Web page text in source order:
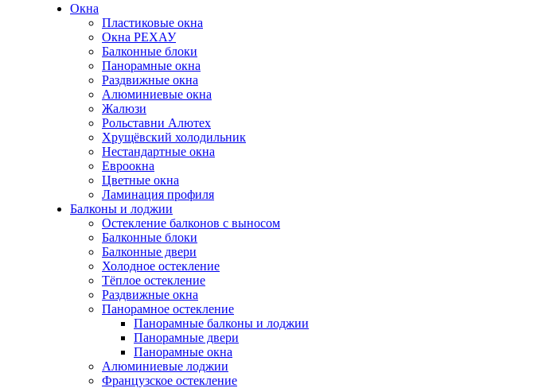
Окна
Пластиковые окна
Окна РЕХАУ
Балконные блоки
Панорамные окна
Раздвижные окна
Алюминиевые окна
Жалюзи
Рольставни Алютех
Хрущёвский холодильник
Нестандартные окна
Евроокна
Цветные окна
Ламинация профиля
Балконы и лоджии
Остекление балконов с выносом
Балконные блоки
Балконные двери
Холодное остекление
Тёплое остекление
Раздвижные окна
Панорамное остекление
Панорамные балконы и лоджии
Панорамные двери
Панорамные окна
Алюминиевые лоджии
Французское остекление